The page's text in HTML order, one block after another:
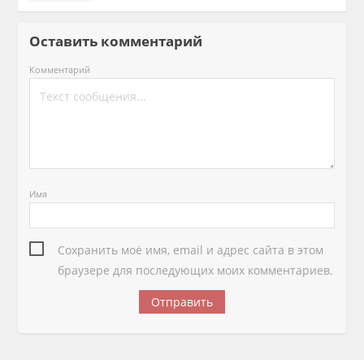
Оставить комментарий
Комментарий
Имя
Сохранить моё имя, email и адрес сайта в этом
браузере для последующих моих комментариев.